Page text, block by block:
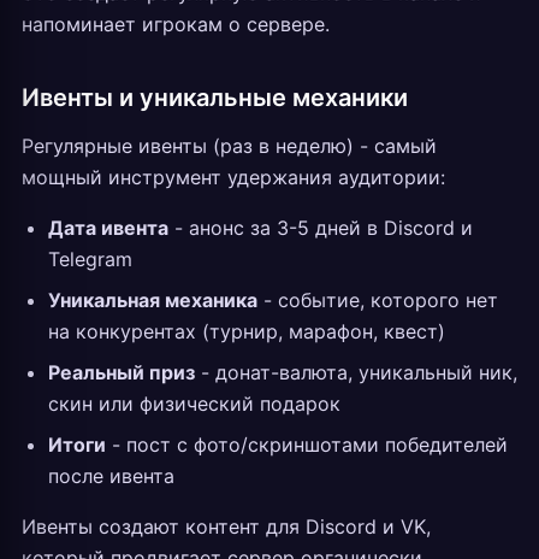
напоминает игрокам о сервере.
Ивенты и уникальные механики
Регулярные ивенты (раз в неделю) - самый
мощный инструмент удержания аудитории:
Дата ивента - анонс за 3-5 дней в Discord и
Telegram
Уникальная механика - событие, которого нет
на конкурентах (турнир, марафон, квест)
Реальный приз - донат-валюта, уникальный ник,
скин или физический подарок
Итоги - пост с фото/скриншотами победителей
после ивента
Ивенты создают контент для Discord и VK,